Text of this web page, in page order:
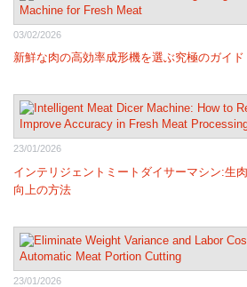
03/02/2026
新鮮な肉の高効率成形機を選ぶ究極のガイド
23/01/2026
インテリジェントミートダイサーマシン:生
向上の方法
23/01/2026